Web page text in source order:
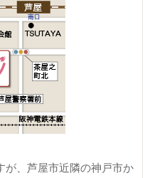
が、芦屋市近隣の神戸市か